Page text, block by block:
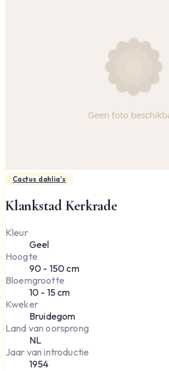
Cactus dahlia's
Klankstad Kerkrade
Kleur
Geel
Hoogte
90 - 150 cm
Bloemgrootte
10 - 15 cm
Kweker
Bruidegom
Land van oorsprong
NL
Jaar van introductie
1954